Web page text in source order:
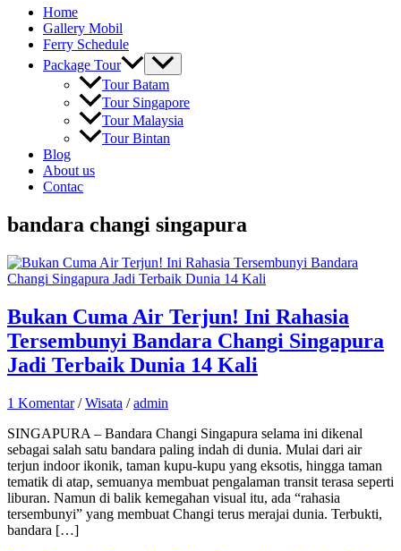
Home
Gallery Mobil
Ferry Schedule
Package Tour
Tour Batam
Tour Singapore
Tour Malaysia
Tour Bintan
Blog
About us
Contac
bandara changi singapura
Bukan Cuma Air Terjun! Ini Rahasia
Tersembunyi Bandara Changi Singapura
Jadi Terbaik Dunia 14 Kali
1 Komentar /Wisata /admin
SINGAPURA – Bandara Changi Singapura selama ini dikenal
sebagai salah satu bandara paling indah di dunia. Mulai dari air
terjun indoor ikonik, taman kupu-kupu yang eksotis, hingga taman
tematik di atap, semuanya membuat pengalaman transit terasa seperti
liburan. Namun di balik kemegahan visual itu, ada “rahasia
tersembunyi” yang membuat Changi terus merajai dunia. Terbukti,
bandara […]